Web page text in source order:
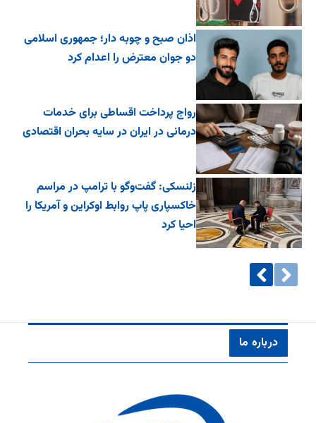
اذان صبح و چوبه دار؛ جمهوری اسلامی
دو جوان معترض را اعدام کرد
رواج پرداخت اقساطی برای خدمات
درمانی در ایران در سایه بحران اقتصادی
زلنسکی: گفت‌وگو با ترامپ در مراسم
خاکسپاری پاپ روابط اوکراین و آمریکا را
احیا کرد
درباره ما